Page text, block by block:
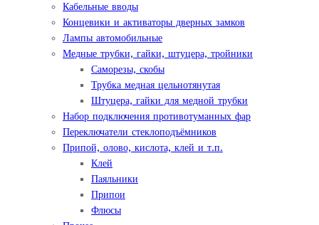
Кабельные вводы
Концевики и активаторы дверных замков
Лампы автомобильные
Медные трубки, гайки, штуцера, тройники
Саморезы, скобы
Трубка медная цельнотянутая
Штуцера, гайки для медной трубки
Набор подключения противотуманных фар
Переключатели стеклоподъёмников
Припой, олово, кислота, клей и т.п.
Клей
Паяльники
Припои
Флюсы